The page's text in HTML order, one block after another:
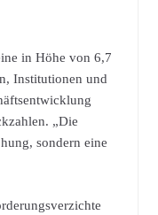
in Höhe von 6,7
Institutionen und
„Die
sondern eine